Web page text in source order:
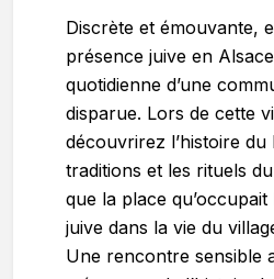
Discrète et émouvante,
présence juive en
quotidienne d’une
disparue. Lors de cette
découvrirez l’histoire du
traditions et les rituels
que la place
juive dans la vie du
Une rencontre sensible